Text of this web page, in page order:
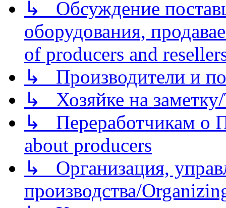
↳ Обсуждение
оборудования,
of producers and
↳ Производители и
↳ Хозяйке на
↳ Переработчикам о
about producers
↳ Организация,
производства/